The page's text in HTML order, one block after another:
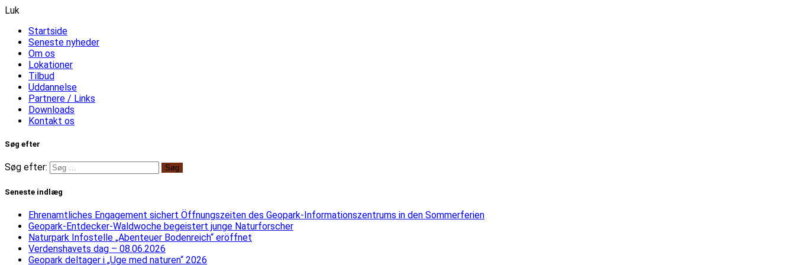
Luk
Startside
Seneste nyheder
Om os
Lokationer
Tilbud
Uddannelse
Partnere / Links
Downloads
Kontakt os
Søg efter
Søg efter:
Seneste indlæg
Ehrenamtliches Engagement sichert Öffnungszeiten des Geopark-Informationszentrums in den Sommerferien
Geopark-Entdecker-Waldwoche begeistert junge Naturforscher
Naturpark Infostelle „Abenteuer Bodenreich“ eröffnet
Verdenshavets dag – 08.06.2026
Geopark deltager i „Uge med naturen“ 2026